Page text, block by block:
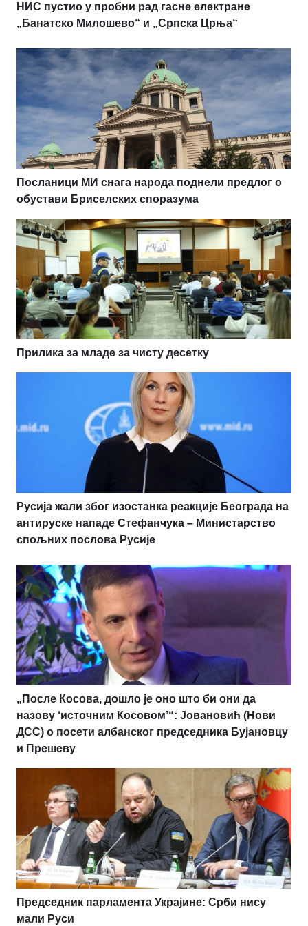
НИС пустио у пробни рад гасне електране
„Банатско Милошево“ и „Српска Црња“
Посланици МИ снага народа поднели предлог о
обустави Бриселских споразума
Прилика за младе за чисту десетку
Русија жали због изостанка реакције Београда на
антируске нападе Стефанчука – Министарство
спољних послова Русије
„После Косова, дошло је оно што би они да
назову ‘источним Косовом’“: Јовановић (Нови
ДСС) о посети албанског председника Бујановцу
и Прешеву
Председник парламента Украјине: Срби нису
мали Руси